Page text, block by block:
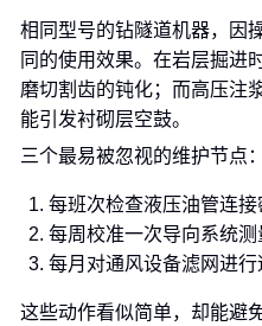
相同型号的钻隧道机器，因
同的使用效果。在岩层掘进
磨切割齿的钝化；而高压注
能引发衬砌层空鼓。
三个最易被忽视的维护节点：
每班次检查液压油管连接
每周校准一次导向系统测
每月对通风设备滤网进行
这些动作看似简单，却能避